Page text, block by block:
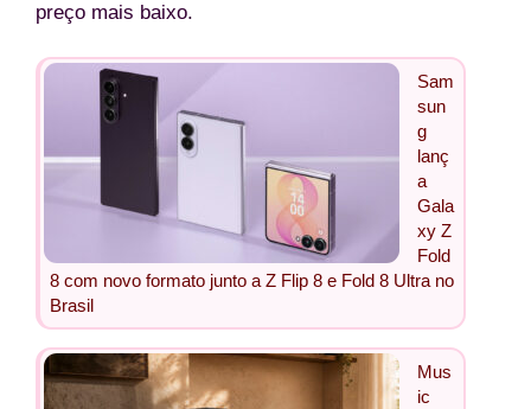
preço mais baixo.
Sam
sun
g
lanç
a
Gala
xy Z
Fold
8 com novo formato junto a Z Flip 8 e Fold 8 Ultra no
Brasil
Mus
ic